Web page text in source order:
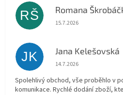
RŠ Romana
Hodnocení obchodu je
15.7.2026
JK Jana Kelešovská
Hodnocení obchodu je
14.7.2026
Spolehlivý obchod, vše proběhlo v
komunikace. Rychlé dodání zboží,